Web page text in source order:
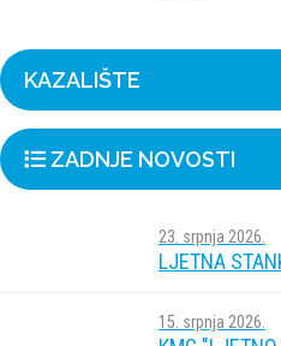
KAZALIŠTE
ZADNJE NOVOSTI
23. srpnja 2026.
LJETNA
15. srpnja 2026.